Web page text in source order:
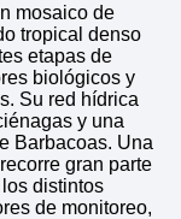
mosaico de
tropical denso
etapas de
biológicos y
Su red hídrica
y una
Barbacoas. Una
gran parte
distintos
de monitoreo,